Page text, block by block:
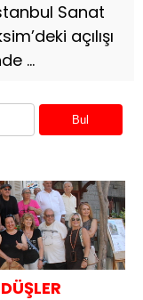
Sanat
açılışı
...
Bul